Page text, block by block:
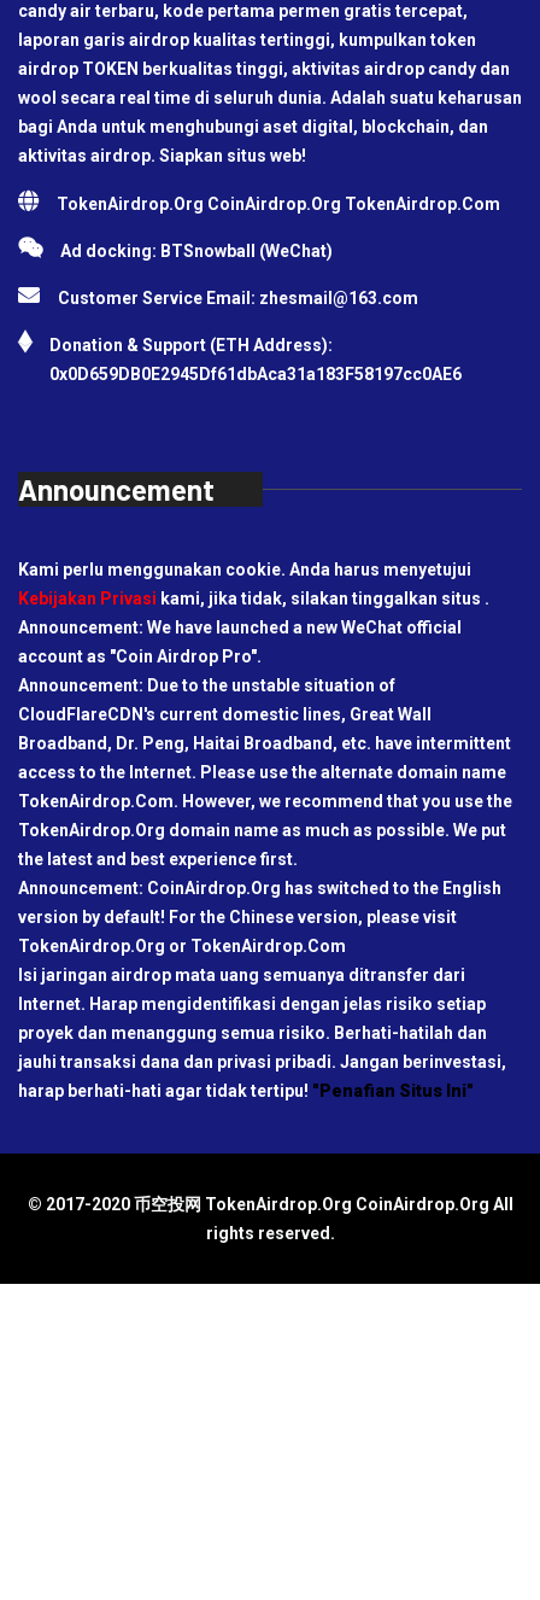
candy air terbaru, kode pertama permen gratis tercepat,
laporan garis airdrop kualitas tertinggi, kumpulkan token
airdrop TOKEN berkualitas tinggi, aktivitas airdrop candy dan
wool secara real time di seluruh dunia. Adalah suatu keharusan
bagi Anda untuk menghubungi aset digital, blockchain, dan
aktivitas airdrop. Siapkan situs web!
TokenAirdrop.Org CoinAirdrop.Org TokenAirdrop.Com
Ad docking: BTSnowball (WeChat)
Customer Service Email: zhesmail@163.com
Donation & Support (ETH Address):
0x0D659DB0E2945Df61dbAca31a183F58197cc0AE6
Announcement
Kami perlu menggunakan cookie. Anda harus menyetujui
Kebijakan Privasi kami, jika tidak, silakan tinggalkan situs .
Announcement: We have launched a new WeChat official
account as "Coin Airdrop Pro".
Announcement: Due to the unstable situation of
CloudFlareCDN's current domestic lines, Great Wall
Broadband, Dr. Peng, Haitai Broadband, etc. have intermittent
access to the Internet. Please use the alternate domain name
TokenAirdrop.Com. However, we recommend that you use the
TokenAirdrop.Org domain name as much as possible. We put
the latest and best experience first.
Announcement: CoinAirdrop.Org has switched to the English
version by default! For the Chinese version, please visit
TokenAirdrop.Org or TokenAirdrop.Com
Isi jaringan airdrop mata uang semuanya ditransfer dari
Internet. Harap mengidentifikasi dengan jelas risiko setiap
proyek dan menanggung semua risiko. Berhati-hatilah dan
jauhi transaksi dana dan privasi pribadi. Jangan berinvestasi,
harap berhati-hati agar tidak tertipu! "Penafian Situs Ini"
© 2017-2020 币空投网 TokenAirdrop.Org CoinAirdrop.Org All
rights reserved.